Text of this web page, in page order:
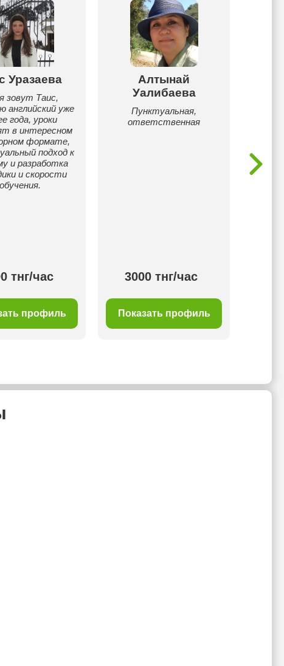
Уразаева
зовут Таис,
английский уже
года, уроки
в интересном
формате,
подход к
и разработка
и скорости
обучения.
тнг/час
профиль
Алтынай
Уалибаева
Пунктуальная,
ответственная
3000 тнг/час
Показать профиль